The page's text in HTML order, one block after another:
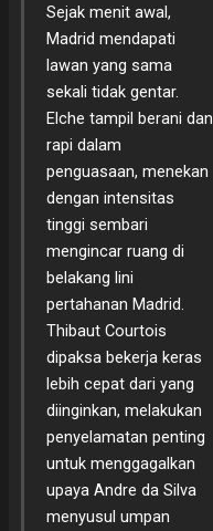
Sejak menit awal,
Madrid mendapati
lawan yang sama
sekali tidak gentar.
Elche tampil berani dan
rapi dalam
penguasaan, menekan
dengan intensitas
tinggi sembari
mengincar ruang di
belakang lini
pertahanan Madrid.
Thibaut Courtois
dipaksa bekerja keras
lebih cepat dari yang
diinginkan, melakukan
penyelamatan penting
untuk menggagalkan
upaya Andre da Silva
menyusul umpan